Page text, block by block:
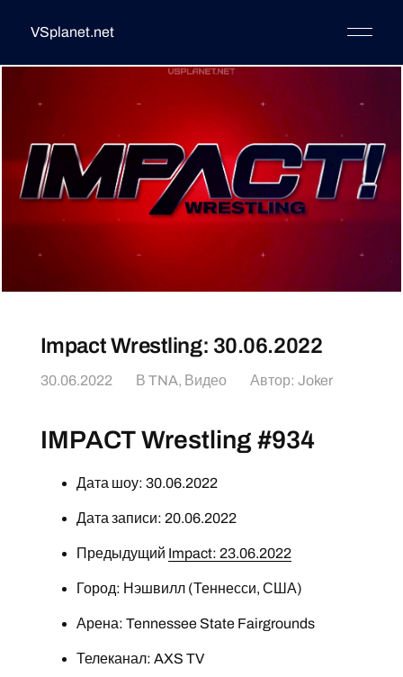
VSplanet.net
Impact Wrestling: 30.06.2022
30.06.2022 В TNA, Видео Автор: Joker
IMPACT Wrestling #934
Дата шоу: 30.06.2022
Дата записи: 20.06.2022
Предыдущий Impact: 23.06.2022
Город: Нэшвилл (Теннесси, США)
Арена: Tennessee State Fairgrounds
Телеканал: AXS TV